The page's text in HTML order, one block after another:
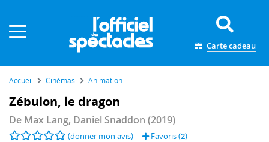
Carte cadeau
Accueil Cinémas Animation
Zébulon, le dragon
De Max Lang, Daniel Snaddon (2019)
(donner mon avis) Favoris (2)